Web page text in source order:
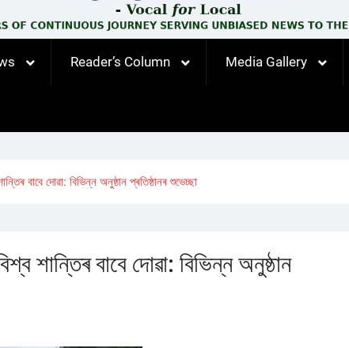
Reader’s Column Media Gallery
বাবে দোৱা: বিভিন্ন অনুষ্ঠান প্ৰতিষ্ঠানৰ শুভেচ্ছা
শান্তিৰ বাবে দোৱা: বিভিন্ন অনুষ্ঠান